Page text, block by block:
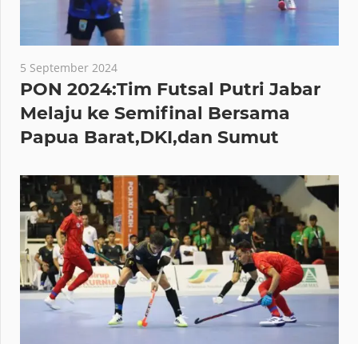
5 September 2024
PON 2024:Tim Futsal Putri Jabar
Melaju ke Semifinal Bersama
Papua Barat,DKI,dan Sumut